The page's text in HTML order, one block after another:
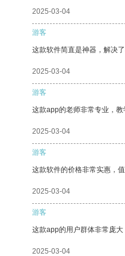
2025-03-04
游客
这款软件简直是神器，解决了
2025-03-04
游客
这款app的老师非常专业，教
2025-03-04
游客
这款软件的价格非常实惠，值
2025-03-04
游客
这款app的用户群体非常庞大
2025-03-04